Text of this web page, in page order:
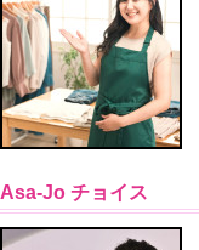
Asa-Jo チョイス